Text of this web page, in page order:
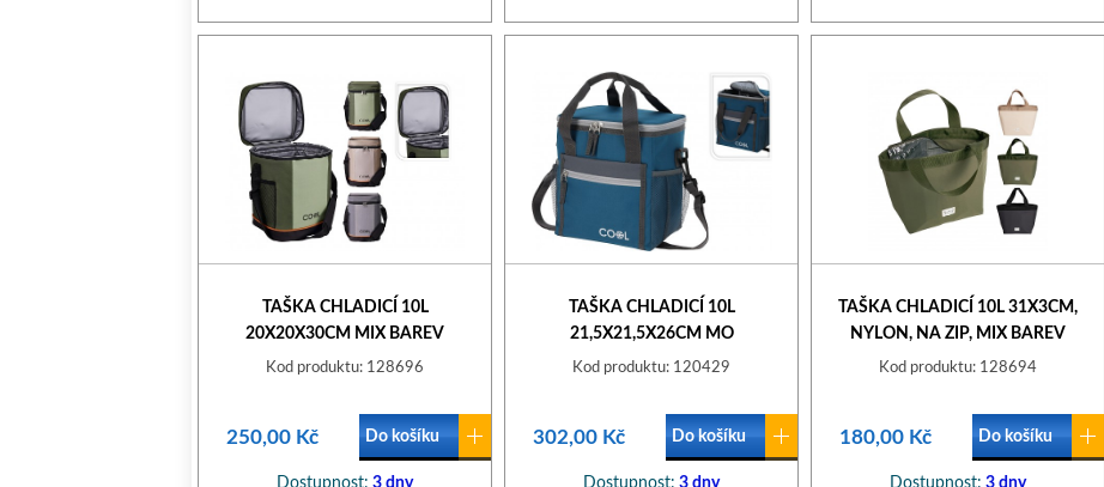
TAŠKA CHLADICÍ 10L
20X20X30CM MIX BAREV
Kod produktu: 128696
250,00 Kč Do košíku
Dostupnost: 3 dny
TAŠKA CHLADICÍ 10L
21,5X21,5X26CM MO
Kod produktu: 120429
302,00 Kč Do košíku
Dostupnost: 3 dny
TAŠKA CHLADICÍ 10L 31X3CM,
NYLON, NA ZIP, MIX BAREV
Kod produktu: 128694
180,00 Kč Do košíku
Dostupnost: 3 dny